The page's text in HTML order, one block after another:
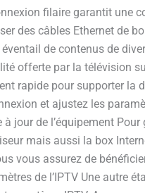
filaire garantit une
des câbles Ethernet de
de contenus de
offerte par la télévision
rapide pour supporter la
et ajustez les
jour de l’équipement
mais aussi la box
vous assurez de
de l’IPTV Une autre